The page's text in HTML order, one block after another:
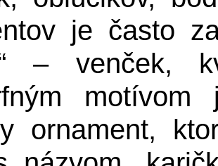
je často
– venček,
ornament,